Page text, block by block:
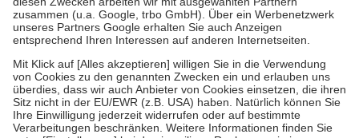
In den Warenkorb